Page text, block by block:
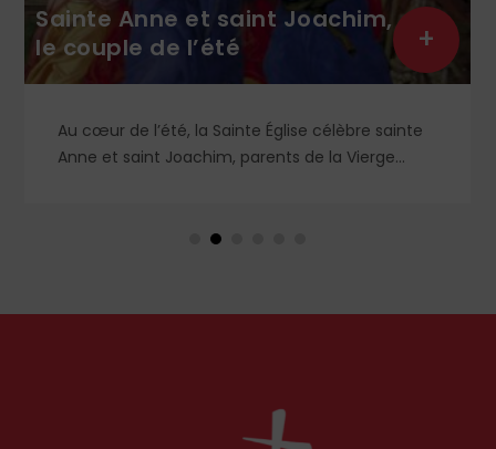
Sainte Anne et saint Joachim,
le couple de l’été
Au cœur de l’été, la Sainte Église célèbre sainte
Anne et saint Joachim, parents de la Vierge
en Orient qu’en Occident, célèbre par sa piété
+